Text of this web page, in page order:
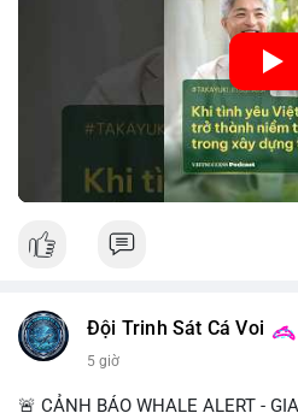
phát triển bền vững và thu hút vốn
🎥 Xem video trực tiếp tại:
Nguồn: VIETSUCCESS
Đội Trinh Sát Cá Voi
5 giờ
🚨 CẢNH BÁO WHALE ALERT -